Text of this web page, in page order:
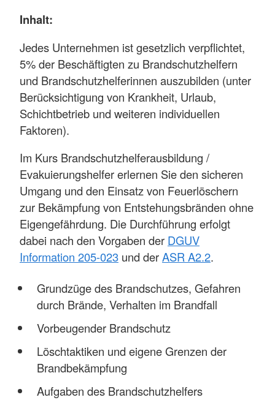
Inhalt:
Jedes Unternehmen ist gesetzlich verpflichtet,
5% der Beschäftigten zu Brandschutzhelfern
und Brandschutzhelferinnen auszubilden (unter
Berücksichtigung von Krankheit, Urlaub,
Schichtbetrieb und weiteren individuellen
Faktoren).
Im Kurs Brandschutzhelferausbildung /
Evakuierungshelfer erlernen Sie den sicheren
Umgang und den Einsatz von Feuerlöschern
zur Bekämpfung von Entstehungsbränden ohne
Eigengefährdung. Die Durchführung erfolgt
dabei nach den Vorgaben der DGUV
Information 205-023 und derASR A2.2.
Grundzüge des Brandschutzes, Gefahren
durch Brände, Verhalten im Brandfall
Vorbeugender Brandschutz
Löschtaktiken und eigene Grenzen der
Brandbekämpfung
Aufgaben des Brandschutzhelfers